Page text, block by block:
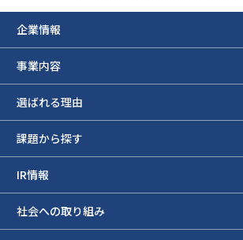
企業情報
事業内容
選ばれる理由
課題から探す
IR情報
社会への取り組み